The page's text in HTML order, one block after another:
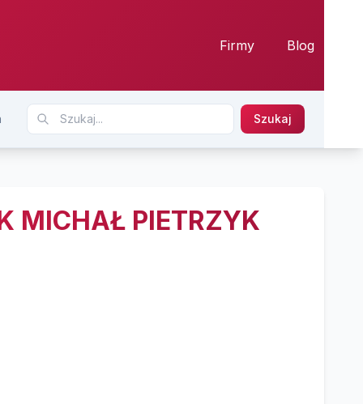
Firmy Blog
Szukaj
MICHAŁ PIETRZYK